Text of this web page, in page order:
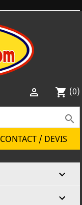
 shopping_cart (0)

CONTACT / DEVIS

